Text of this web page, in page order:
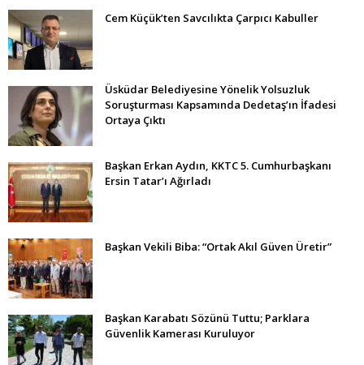
Cem Küçük’ten Savcılıkta Çarpıcı Kabuller
Üsküdar Belediyesine Yönelik Yolsuzluk
Soruşturması Kapsamında Dedetaş’ın İfadesi
Ortaya Çıktı
Başkan Erkan Aydın, KKTC 5. Cumhurbaşkanı
Ersin Tatar’ı Ağırladı
Başkan Vekili Biba: “Ortak Akıl Güven Üretir”
Başkan Karabatı Sözünü Tuttu; Parklara
Güvenlik Kamerası Kuruluyor